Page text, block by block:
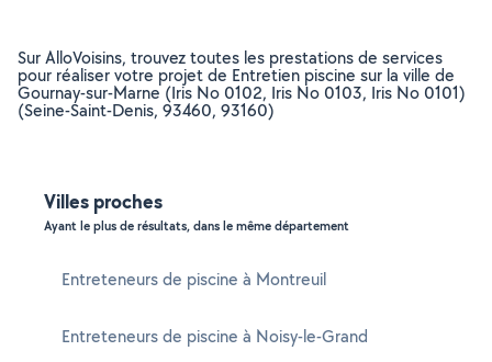
Sur AlloVoisins, trouvez toutes les prestations de services
pour réaliser votre projet de Entretien piscine sur la ville de
Gournay-sur-Marne (Iris No 0102, Iris No 0103, Iris No 0101)
(Seine-Saint-Denis, 93460, 93160)
Villes proches
Ayant le plus de résultats, dans le même département
Entreteneurs de piscine à Montreuil
Entreteneurs de piscine à Noisy-le-Grand